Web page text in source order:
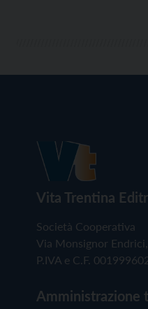
Vita Trentina
Società Cooperativa
Via Monsignor
P.IVA e C.F.
Amministrazione